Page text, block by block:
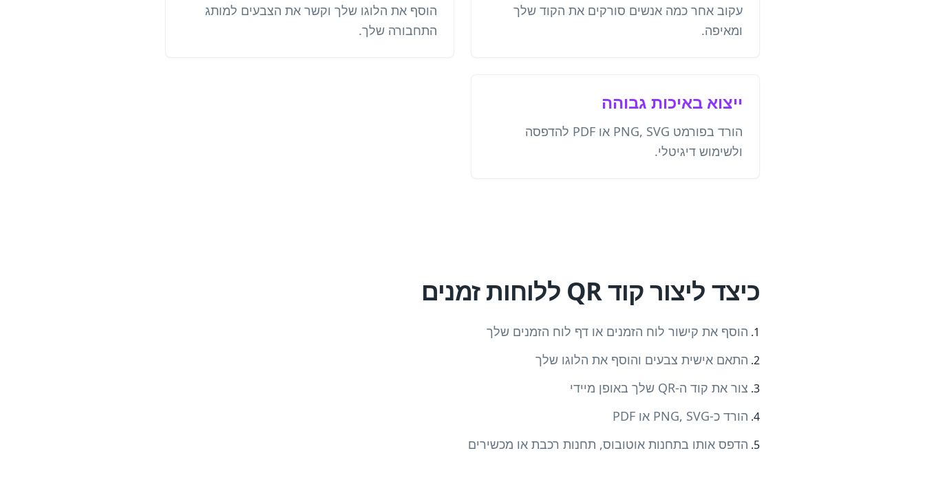
עקוב אחר כמה אנשים סורקים את הקוד שלך
ומאיפה.
הוסף את הלוגו שלך וקשר את הצבעים למותג
התחבורה שלך.
ייצוא באיכות גבוהה
הורד בפורמט PNG, SVG או PDF להדפסה
ולשימוש דיגיטלי.
כיצד ליצור קוד QR ללוחות זמנים
הוסף את קישור לוח הזמנים או דף לוח הזמנים שלך
התאם אישית צבעים והוסף את הלוגו שלך
צור את קוד ה-QR שלך באופן מיידי
הורד כ-PNG, SVG או PDF
הדפס אותו בתחנות אוטובוס, תחנות רכבת או מכשירים